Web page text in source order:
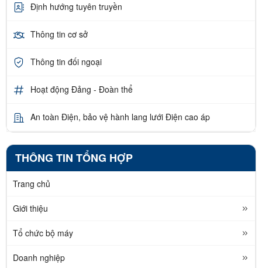
Định hướng tuyên truyền
Thông tin cơ sở
Thông tin đối ngoại
Hoạt động Đảng - Đoàn thể
An toàn Điện, bảo vệ hành lang lưới Điện cao áp
THÔNG TIN TỔNG HỢP
Trang chủ
Giới thiệu
Tổ chức bộ máy
Doanh nghiệp